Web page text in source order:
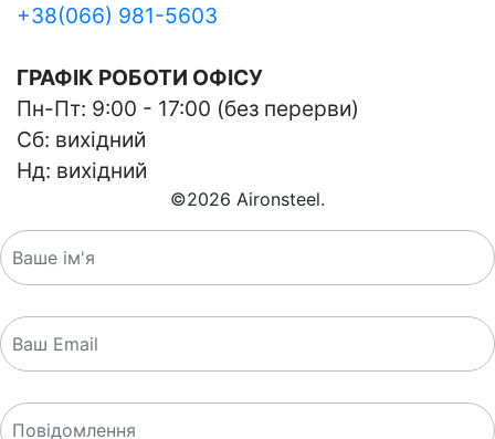
+38(066) 981-5603
ГРАФІК РОБОТИ ОФІСУ
Пн-Пт: 9:00 - 17:00 (без перерви)
Сб: вихідний
Нд: вихідний
©2026 Aironsteel.